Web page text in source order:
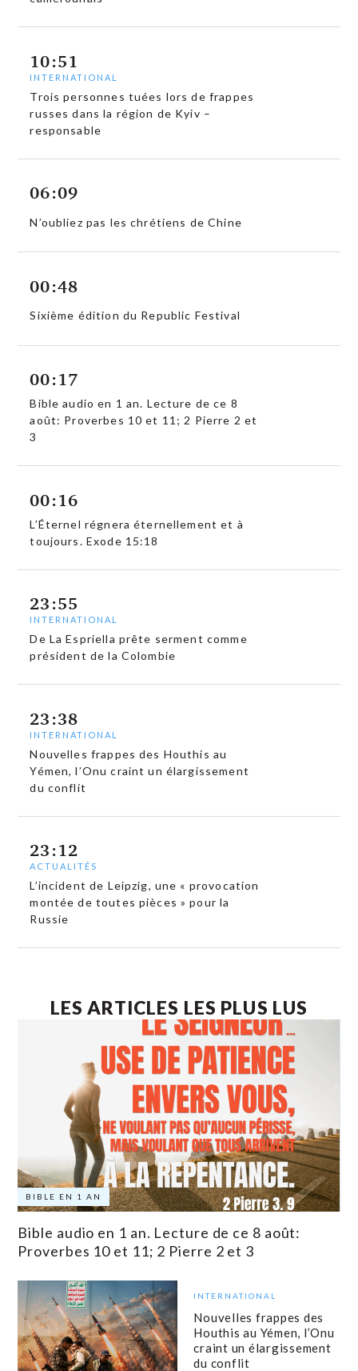
10:51
INTERNATIONAL
Trois personnes tuées lors de frappes
russes dans la région de Kyiv –
responsable
06:09
N’oubliez pas les chrétiens de Chine
00:48
Sixième édition du Republic Festival
00:17
Bible audio en 1 an. Lecture de ce 8
août: Proverbes 10 et 11; 2 Pierre 2 et
3
00:16
L’Éternel régnera éternellement et à
toujours. Exode 15:18
23:55
INTERNATIONAL
De La Espriella prête serment comme
président de la Colombie
23:38
INTERNATIONAL
Nouvelles frappes des Houthis au
Yémen, l’Onu craint un élargissement
du conflit
23:12
ACTUALITÉS
L’incident de Leipzig, une « provocation
montée de toutes pièces » pour la
Russie
LES ARTICLES LES PLUS LUS
BIBLE EN 1 AN
Bible audio en 1 an. Lecture de ce 8 août:
Proverbes 10 et 11; 2 Pierre 2 et 3
INTERNATIONAL
Nouvelles frappes des
Houthis au Yémen, l’Onu
craint un élargissement
du conflit